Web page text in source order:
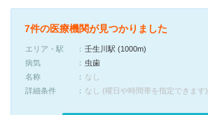
7件の医療機関が見つかりました
エリア・駅
壬生川駅 (1000m)
病気
虫歯
名称
なし
詳細条件
なし (曜日や時間帯を指定できます)